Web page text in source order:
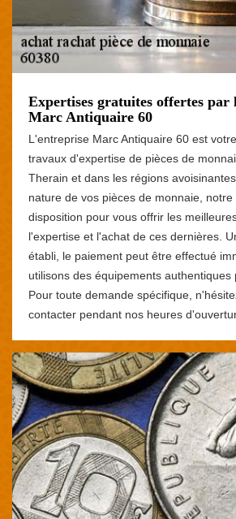
Expertises gratuites offertes par
Marc Antiquaire 60
L'entreprise Marc Antiquaire 60 est
travaux d'expertise de pièces de
Therain et dans les régions
nature de vos pièces de monnaie,
disposition pour vous offrir les
l'expertise et l'achat de ces dernières.
établi, le paiement peut être effectué
utilisons des équipements authentiques
Pour toute demande spécifique,
contacter pendant nos heures